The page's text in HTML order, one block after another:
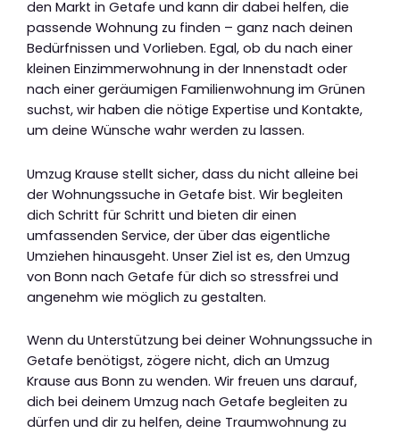
den Markt in Getafe und kann dir dabei helfen, die
passende Wohnung zu finden – ganz nach deinen
Bedürfnissen und Vorlieben. Egal, ob du nach einer
kleinen Einzimmerwohnung in der Innenstadt oder
nach einer geräumigen Familienwohnung im Grünen
suchst, wir haben die nötige Expertise und Kontakte,
um deine Wünsche wahr werden zu lassen.
Umzug Krause stellt sicher, dass du nicht alleine bei
der Wohnungssuche in Getafe bist. Wir begleiten
dich Schritt für Schritt und bieten dir einen
umfassenden Service, der über das eigentliche
Umziehen hinausgeht. Unser Ziel ist es, den Umzug
von Bonn nach Getafe für dich so stressfrei und
angenehm wie möglich zu gestalten.
Wenn du Unterstützung bei deiner Wohnungssuche in
Getafe benötigst, zögere nicht, dich an Umzug
Krause aus Bonn zu wenden. Wir freuen uns darauf,
dich bei deinem Umzug nach Getafe begleiten zu
dürfen und dir zu helfen, deine Traumwohnung zu